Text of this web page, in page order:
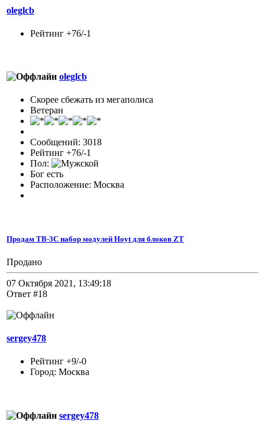
oleglcb
Рейтинг +76/-1
oleglcb
Скорее сбежать из мегаполиса
Ветеран
Сообщений: 3018
Рейтинг +76/-1
Пол:
Бог есть
Расположение: Москва
Продам TB-3C набор модулей Hoyt для блоков ZT
Продано
07 Октября 2021, 13:49:18
Ответ #18
sergey478
Рейтинг +9/-0
Город: Москва
sergey478